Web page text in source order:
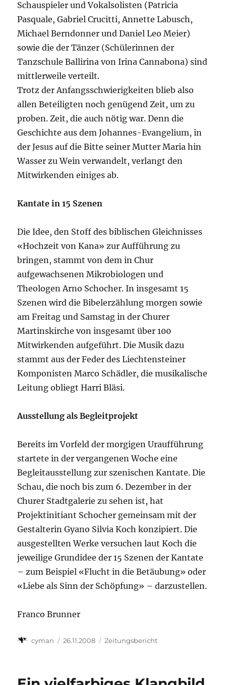
Schauspieler und Vokalsolisten (Patricia
Pasquale, Gabriel Crucitti, Annette Labusch,
Michael Berndonner und Daniel Leo Meier)
sowie die der Tänzer (Schülerinnen der
Tanzschule Ballirina von Irina Cannabona) sind
mittlerweile verteilt.
Trotz der Anfangsschwierigkeiten blieb also
allen Beteiligten noch genügend Zeit, um zu
proben. Zeit, die auch nötig war. Denn die
Geschichte aus dem Johannes-Evangelium, in
der Jesus auf die Bitte seiner Mutter Maria hin
Wasser zu Wein verwandelt, verlangt den
Mitwirkenden einiges ab.
Kantate in 15 Szenen
Die Idee, den Stoff des biblischen Gleichnisses
«Hochzeit von Kana» zur Aufführung zu
bringen, stammt von dem in Chur
aufgewachsenen Mikrobiologen und
Theologen Arno Schocher. In insgesamt 15
Szenen wird die Bibelerzählung morgen sowie
am Freitag und Samstag in der Churer
Martinskirche von insgesamt über 100
Mitwirkenden aufgeführt. Die Musik dazu
stammt aus der Feder des Liechtensteiner
Komponisten Marco Schädler, die musikalische
Leitung obliegt Harri Bläsi.
Ausstellung als Begleitprojekt
Bereits im Vorfeld der morgigen Uraufführung
startete in der vergangenen Woche eine
Begleitausstellung zur szenischen Kantate. Die
Schau, die noch bis zum 6. Dezember in der
Churer Stadtgalerie zu sehen ist, hat
Projektinitiant Schocher gemeinsam mit der
Gestalterin Gyano Silvia Koch konzipiert. Die
ausgestellten Werke versuchen laut Koch die
jeweilige Grundidee der 15 Szenen der Kantate
– zum Beispiel «Flucht in die Betäubung» oder
«Liebe als Sinn der Schöpfung» – darzustellen.
Franco Brunner
Autor
cyman
Veröffentlicht
26.11.2008 Kategorien
Zeitungsbericht